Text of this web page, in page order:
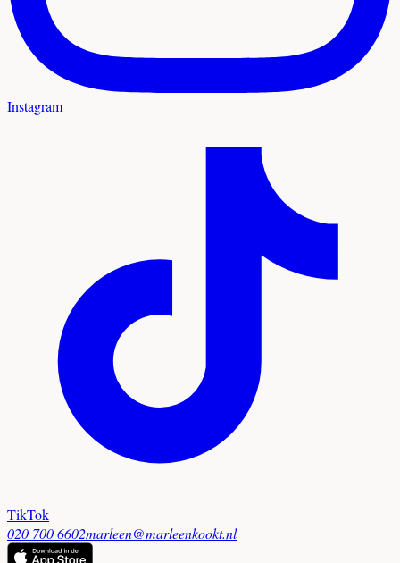
Instagram
TikTok
020 700 6602marleen@marleenkookt.nl